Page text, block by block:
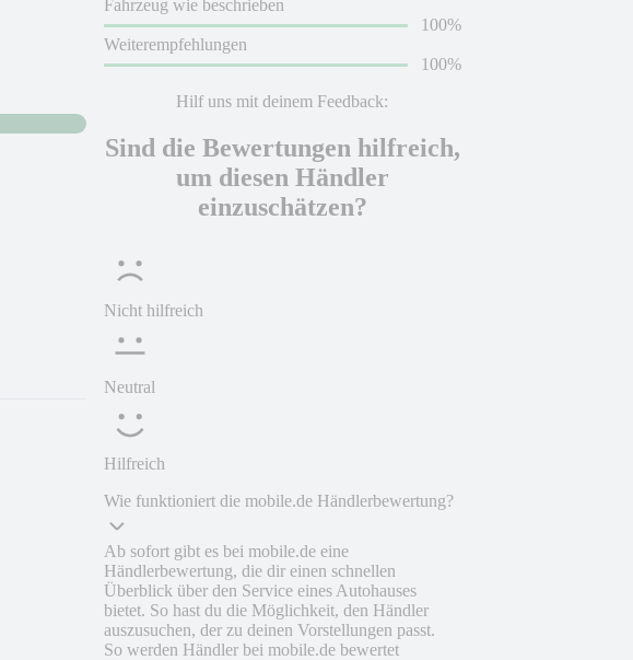
Fahrzeug wie beschrieben
100%
Weiterempfehlungen
100%
Hilf uns mit deinem Feedback:
Sind die Bewertungen hilfreich,
um diesen Händler
einzuschätzen?
Nicht hilfreich
Neutral
Hilfreich
Wie funktioniert die mobile.de Händlerbewertung?
Ab sofort gibt es bei mobile.de eine
Händlerbewertung, die dir einen schnellen
Überblick über den Service eines Autohauses
bietet. So hast du die Möglichkeit, den Händler
auszusuchen, der zu deinen Vorstellungen passt.
So werden Händler bei mobile.de bewertet